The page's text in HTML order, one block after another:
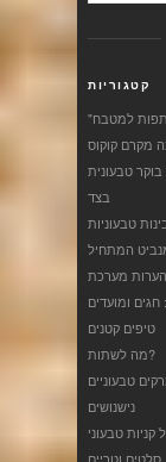
קטגוריות
למטבח
מקרם קוקוס
טבעונית
בצד
טבעוניות
המתחיל
הערות מערכת
:)
טיפים קטנים
מה לשתות?
טבעוניים
נישנושים
קניות טבעוני
סלטים וטריים